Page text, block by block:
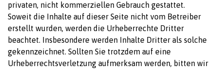
privaten, nicht kommerziellen Gebrauch gestattet.
Soweit die Inhalte auf dieser Seite nicht vom Betreiber
erstellt wurden, werden die Urheberrechte Dritter
beachtet. Insbesondere werden Inhalte Dritter als solche
gekennzeichnet. Sollten Sie trotzdem auf eine
Urheberrechtsverletzung aufmerksam werden, bitten wir